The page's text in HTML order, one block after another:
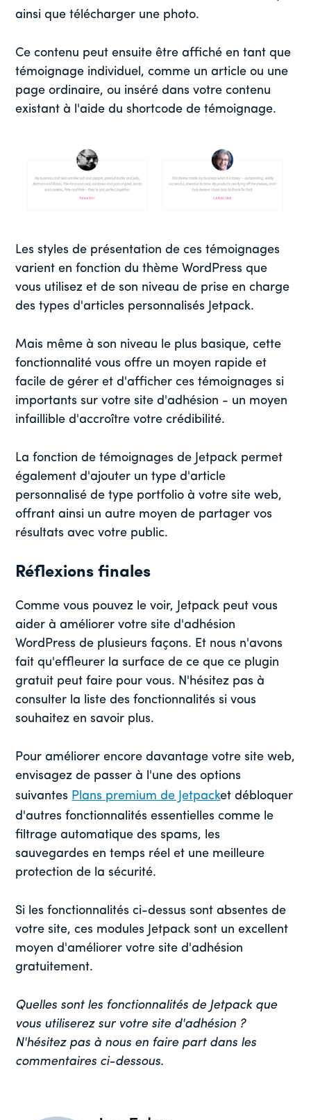
ainsi que télécharger une photo.
Ce contenu peut ensuite être affiché en tant que
témoignage individuel, comme un article ou une
page ordinaire, ou inséré dans votre contenu
existant à l'aide du shortcode de témoignage.
Les styles de présentation de ces témoignages
varient en fonction du thème WordPress que
vous utilisez et de son niveau de prise en charge
des types d'articles personnalisés Jetpack.
Mais même à son niveau le plus basique, cette
fonctionnalité vous offre un moyen rapide et
facile de gérer et d'afficher ces témoignages si
importants sur votre site d'adhésion - un moyen
infaillible d'accroître votre crédibilité.
La fonction de témoignages de Jetpack permet
également d'ajouter un type d'article
personnalisé de type portfolio à votre site web,
offrant ainsi un autre moyen de partager vos
résultats avec votre public.
Réflexions finales
Comme vous pouvez le voir, Jetpack peut vous
aider à améliorer votre site d'adhésion
WordPress de plusieurs façons. Et nous n'avons
fait qu'effleurer la surface de ce que ce plugin
gratuit peut faire pour vous. N'hésitez pas à
consulter la liste des fonctionnalités si vous
souhaitez en savoir plus.
Pour améliorer encore davantage votre site web,
envisagez de passer à l'une des options
suivantes Plans premium de Jetpacket débloquer
d'autres fonctionnalités essentielles comme le
filtrage automatique des spams, les
sauvegardes en temps réel et une meilleure
protection de la sécurité.
Si les fonctionnalités ci-dessus sont absentes de
votre site, ces modules Jetpack sont un excellent
moyen d'améliorer votre site d'adhésion
gratuitement.
Quelles sont les fonctionnalités de Jetpack que
vous utiliserez sur votre site d'adhésion ?
N'hésitez pas à nous en faire part dans les
commentaires ci-dessous.